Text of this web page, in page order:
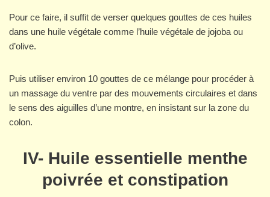
Pour ce faire, il suffit de verser quelques gouttes de ces huiles
dans une huile végétale comme l’huile végétale de jojoba ou
d’olive.
Puis utiliser environ 10 gouttes de ce mélange pour procéder à
un massage du ventre par des mouvements circulaires et dans
le sens des aiguilles d’une montre, en insistant sur la zone du
colon.
IV- Huile essentielle menthe
poivrée et constipation